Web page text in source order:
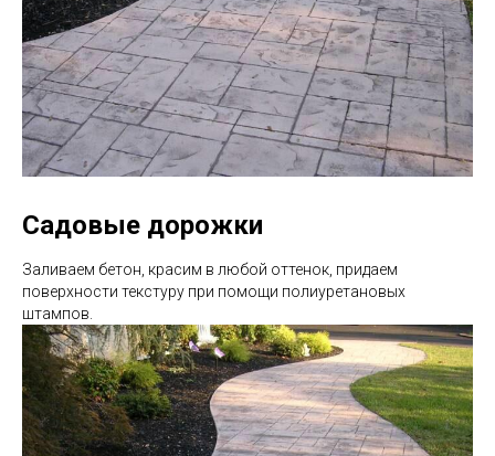
Садовые дорожки
Заливаем бетон, красим в любой оттенок, придаем
поверхности текстуру при помощи полиуретановых
штампов.